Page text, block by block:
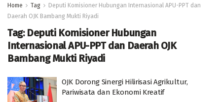
Home Tag
Deputi Komisioner Hubungan Internasional APU-PPT dan
Daerah OJK Bambang Mukti Riyadi
Tag: Deputi Komisioner Hubungan
Internasional APU-PPT dan Daerah OJK
Bambang Mukti Riyadi
OJK Dorong Sinergi Hilirisasi Agrikultur,
Pariwisata dan Ekonomi Kreatif